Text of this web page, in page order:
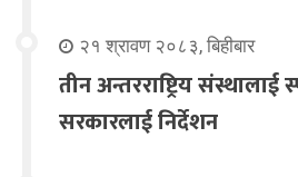
२१ श्रावण २०८३, बिहीबार
तीन अन्तरराष्ट्रिय संस्थालाई
सरकारलाई निर्देशन